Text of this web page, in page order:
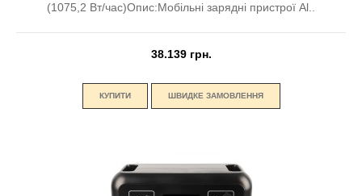
(1075,2 Вт/час)Опис:Мобільні зарядні пристрої Al..
38.139 грн.
КУПИТИ ШВИДКЕ ЗАМОВЛЕННЯ